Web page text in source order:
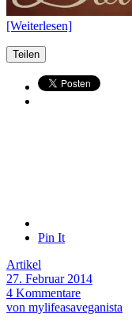
[Weiterlesen]
Teilen
Pin It
Artikel
27. Februar 2014
4 Kommentare
von mylifeasaveganista